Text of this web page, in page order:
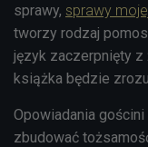
sprawy, sprawy
tworzy rodzaj
język zaczerpnięty z
książka będzie
Opowiadania
zbudować